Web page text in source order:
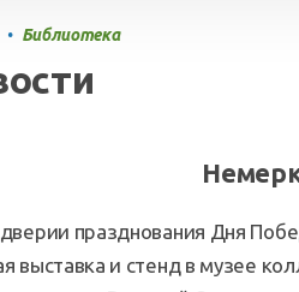
• Библиотека
празднования Дня
выставка и стенд в музее